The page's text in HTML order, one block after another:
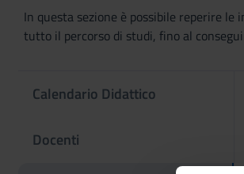
In questa sezione è possibile reperire
tutto il percorso di studi, fino al
Calendario Didattico
Docenti